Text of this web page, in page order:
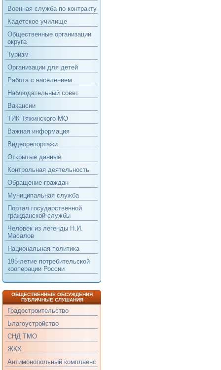
Военная служба по контракту
Кадетское училище
Общественные организации
округа
Туризм
Организации для детей
Работа с населением
Наблюдательный совет
Вакансии
ТИК Тяжинского МО
Важная информация
Видеорепортажи
Открытые данные
Контрольная деятельность
Обращение граждан
Муниципальная служба
Портал государственной
гражданской службы
Человек из легенды Н.И.
Масалов
Национальная политика
195-летие потребительской
кооперации России
ОБЩЕСТВЕННЫЕ ОБСУЖДЕНИЯ
ПУБЛИЧНЫЕ СЛУШАНИЯ
Градостроительство
Благоустройство
СНД ТМО
ЖКХ
Антимонопольный комплаенс